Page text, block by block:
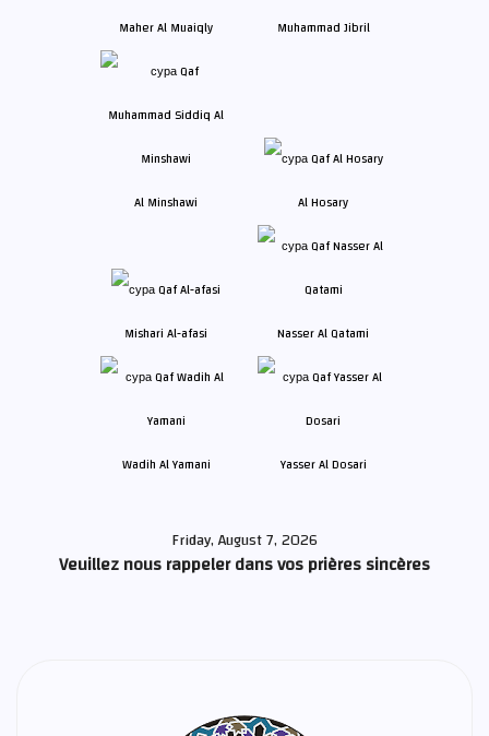
Maher Al Muaiqly Muhammad Jibril
Al Minshawi Al Hosary
Mishari Al-afasi Nasser Al Qatami
Wadih Al Yamani Yasser Al Dosari
Friday, August 7, 2026
Veuillez nous rappeler dans vos prières sincères